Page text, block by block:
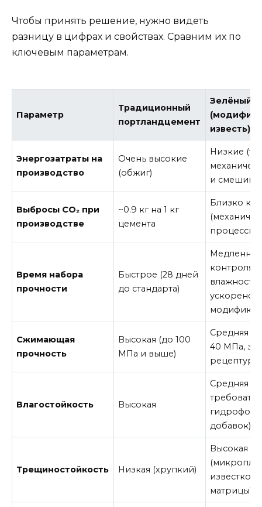
Чтобы принять решение, нужно видеть
разницу в цифрах и свойствах. Сравним их по
ключевым параметрам.
Параметр
Традиционный
портландцемент
Зелёный
известь)
Энергозатраты на
производство
Очень высокие
(обжиг)
Низкие
и
Выбросы CO₂ при
производстве
~0.9 кг на 1 кг
цемента
Близко к
процессы)
Время набора
прочности
Быстрое (28 дней
до стандарта)
контроля
влажности/
ускорено
Сжимающая
прочность
Высокая (до 100
МПа и выше)
Средняя
40 МПа,
Влагостойкость Высокая
Средняя
требовать
добавок)
Трещиностойкость Низкая (хрупкий)
Высокая
матрицы)